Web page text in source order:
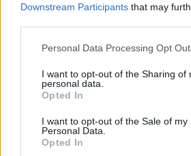
Downstream Participants that may
Personal Data Processing Opt
I want to opt-out of the Sharing of
personal data.
Opted In
I want to opt-out of the Sale of my
Personal Data.
Opted In
D
I N A
R
BUSCAR
Por favor seleccione los niveles: